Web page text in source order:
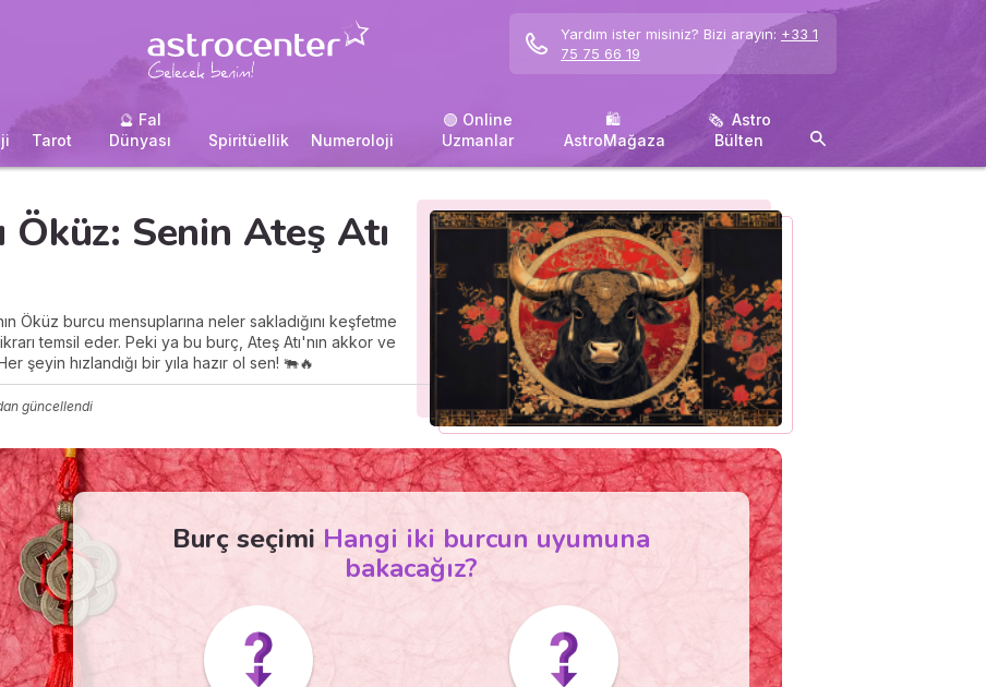
Yardım ister misiniz? Bizi arayın: +33 1
75 75 66 19
Tarot
🔮 Fal
Dünyası
Spiritüellik Numeroloji
🟢 Online
Uzmanlar
🛍 ️
AstroMağaza
🗞 ️ Astro
Bülten
Senin Ateş Atı
Öküz burcu mensuplarına neler sakladığını keşfetme
temsil eder. Peki ya bu burç, Ateş Atı'nın akkor ve
şeyin hızlandığı bir yıla hazır ol sen! 🐃🔥
güncellendi
Burç seçimi Hangi iki burcun uyumuna
bakacağız?